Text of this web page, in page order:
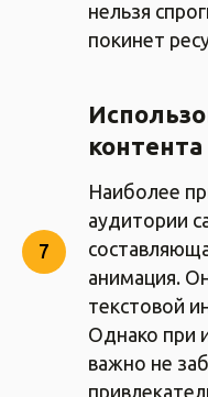
нельзя
покинет
контента
Наиболее
аудитории
анимация.
текстовой
Однако при
важно не